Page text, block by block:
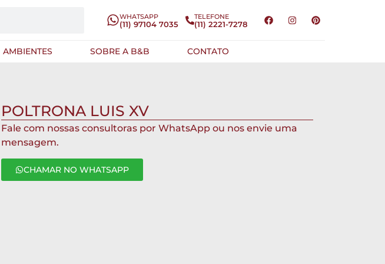
WHATSAPP
(11) 97104 7035
TELEFONE
(11) 2221-7278
AMBIENTES SOBRE A B&B CONTATO
POLTRONA LUIS XV
Fale com nossas consultoras por WhatsApp ou nos envie uma
mensagem.
CHAMAR NO WHATSAPP